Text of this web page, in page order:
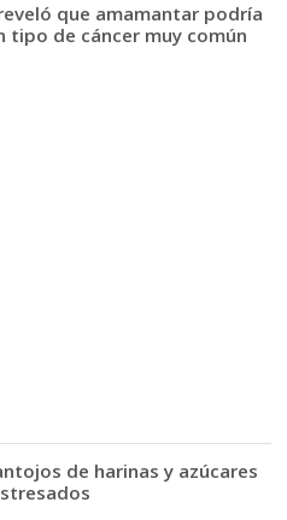
que amamantar podría
de cáncer muy común
de harinas y azúcares